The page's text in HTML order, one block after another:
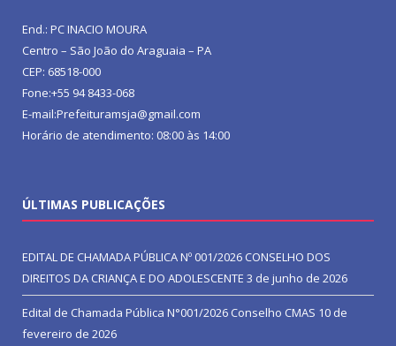
End.: PC INACIO MOURA
Centro – São João do Araguaia – PA
CEP: 68518-000
Fone:+55 94 8433-068
E-mail:Prefeituramsja@gmail.com
Horário de atendimento: 08:00 às 14:00
ÚLTIMAS PUBLICAÇÕES
EDITAL DE CHAMADA PÚBLICA Nº 001/2026 CONSELHO DOS
DIREITOS DA CRIANÇA E DO ADOLESCENTE 3 de junho de 2026
Edital de Chamada Pública N°001/2026 Conselho CMAS 10 de
fevereiro de 2026